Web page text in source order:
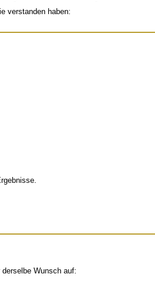
verstanden haben:
Wunsch auf: